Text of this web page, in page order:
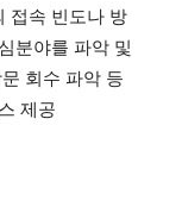
접속 빈도나 방
분야를 파악 및
회수 파악 등
제공